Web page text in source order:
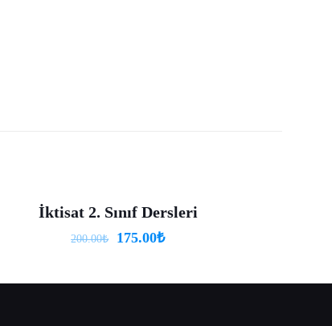
İktisat 2. Sınıf Dersleri
200.00₺ 175.00₺